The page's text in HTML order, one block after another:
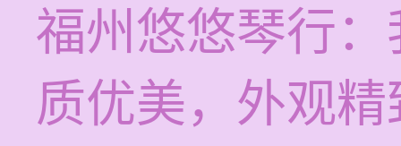
福州悠悠琴行
质优美，外观